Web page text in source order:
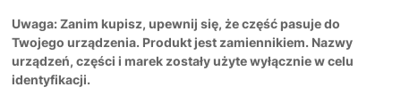
Uwaga: Zanim kupisz, upewnij się, że część pasuje do
Twojego urządzenia. Produkt jest zamiennikiem. Nazwy
urządzeń, części i marek zostały użyte wyłącznie w celu
identyfikacji.